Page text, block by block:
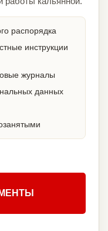
распорядка
инструкции
журналы
данных